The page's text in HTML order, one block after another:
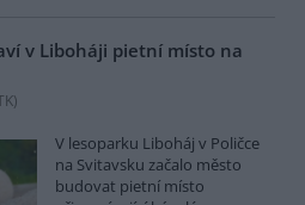
v Liboháji pietní místo na
)
V lesoparku Liboháj v Poličce
na Svitavsku začalo město
budovat pietní místo